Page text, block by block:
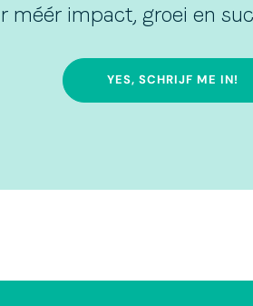
méér impact, groei en
YES, SCHRIJF ME IN!